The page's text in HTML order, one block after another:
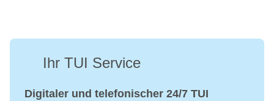
Ihr TUI Service
Digitaler und telefonischer 24/7 TUI